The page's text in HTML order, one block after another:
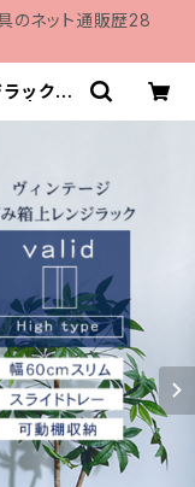
のネット通販歴28
ック【v